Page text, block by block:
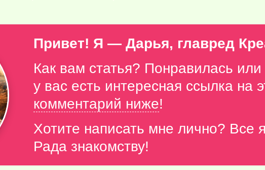
Привет! Я — Дарья, главред
Как вам статья? Понравилась
у вас есть интересная ссылка на
комментарий ниже!
Хотите написать мне лично? Все
Рада знакомству!